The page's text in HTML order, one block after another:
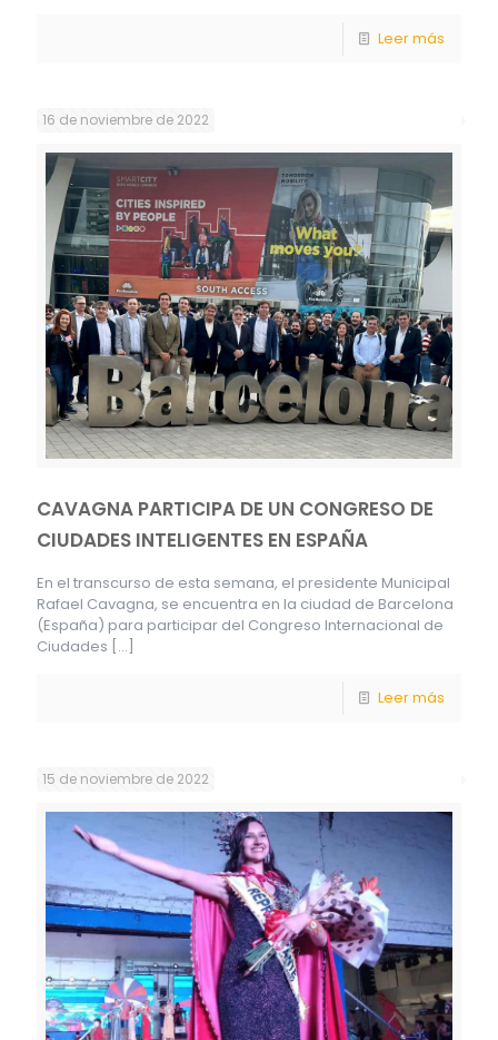
Leer más
16 de noviembre de 2022
CAVAGNA PARTICIPA DE UN CONGRESO DE
CIUDADES INTELIGENTES EN ESPAÑA
En el transcurso de esta semana, el presidente Municipal
Rafael Cavagna, se encuentra en la ciudad de Barcelona
(España) para participar del Congreso Internacional de
Ciudades […]
Leer más
15 de noviembre de 2022